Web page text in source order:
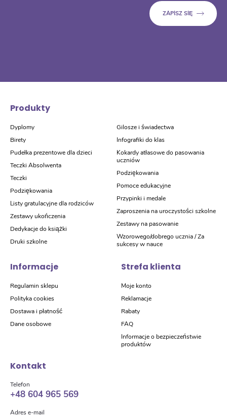
Produkty
Dyplomy
Birety
Pudełka prezentowe dla dzieci
Teczki Absolwenta
Teczki
Podziękowania
Listy gratulacyjne dla rodziców
Zestawy ukończenia
Dedykacje do książki
Druki szkolne
Gilosze i świadectwa
Infografiki do klas
Kokardy atłasowe do pasowania
uczniów
Podziękowania
Pomoce edukacyjne
Przypinki i medale
Zaproszenia na uroczystości szkolne
Zestawy na pasowanie
Wzorowego/dobrego ucznia / Za
sukcesy w nauce
Informacje
Regulamin sklepu
Polityka cookies
Dostawa i płatność
Dane osobowe
Strefa klienta
Moje konto
Reklamacje
Rabaty
FAQ
Informacje o bezpieczeństwie
produktów
Kontakt
Telefon
+48 604 965 569
Adres e-mail